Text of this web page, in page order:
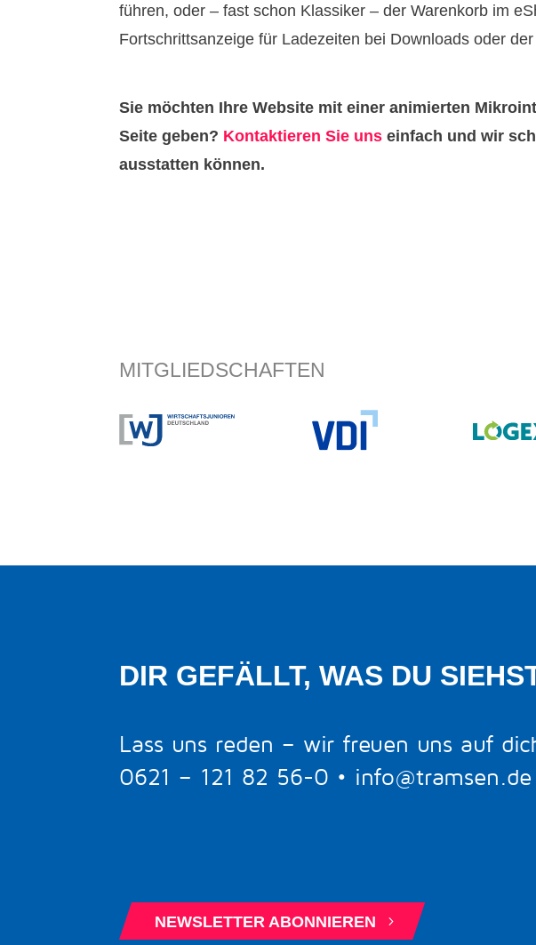
führen, oder – fast schon Klassiker – der Warenkorb im
Fortschrittsanzeige für Ladezeiten bei Downloads oder
Sie möchten Ihre Website mit einer animierten
Seite geben? Kontaktieren Sie uns einfach und wir
ausstatten können.
MITGLIEDSCHAFTEN
DIR GEFÄLLT, WAS DU
Lass uns reden – wir freuen uns auf
0621 – 121 82 56-0 • info@tramsen.de
NEWSLETTER ABONNIEREN 5